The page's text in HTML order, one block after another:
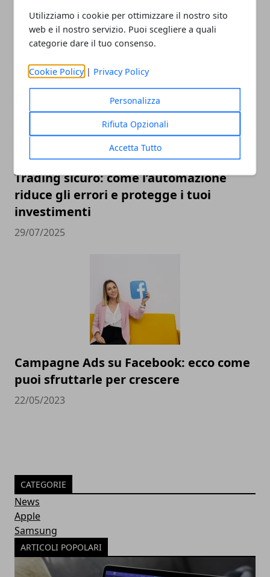
Utilizziamo i cookie per ottimizzare il nostro sito
web e il nostro servizio. Puoi scegliere a quali
categorie dare il tuo consenso.
Cookie Policy | Privacy Policy
Personalizza
Rifiuta Opzionali
Accetta Tutto
un software personalizzabile fa davvero
la differenza
05/08/2025
Trading sicuro: come l’automazione
riduce gli errori e protegge i tuoi
investimenti
29/07/2025
Campagne Ads su Facebook: ecco come
puoi sfruttarle per crescere
22/05/2023
CATEGORIE
News
Apple
Samsung
ARTICOLI POPOLARI